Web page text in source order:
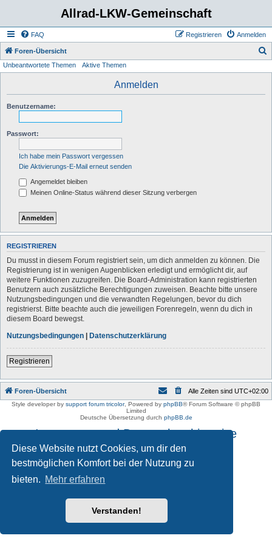
Diese Website nutzt Cookies, um dir den
bestmöglichen Komfort bei der Nutzung zu
bieten. Mehr erfahren
Verstanden!
Allrad-LKW-Gemeinschaft
FAQ Anmelden
Registrieren
Foren-Übersicht
Unbeantwortete Themen Aktive Themen
Anmelden
Benutzername:
Passwort:
Ich habe mein Passwort vergessen
Die Aktivierungs-E-Mail erneut senden
Angemeldet bleiben
Meinen Online-Status während dieser Sitzung verbergen
REGISTRIEREN
Du musst in diesem Forum registriert sein, um dich anmelden zu können. Die
Registrierung ist in wenigen Augenblicken erledigt und ermöglicht dir, auf
weitere Funktionen zuzugreifen. Die Board-Administration kann registrierten
Benutzern auch zusätzliche Berechtigungen zuweisen. Beachte bitte unsere
Nutzungsbedingungen und die verwandten Regelungen, bevor du dich
registrierst. Bitte beachte auch die jeweiligen Forenregeln, wenn du dich in
diesem Board bewegst.
Nutzungsbedingungen | Datenschutzerklärung
Registrieren
Foren-Übersicht Alle Zeiten sind UTC+02:00
Style developer by support forum tricolor, Powered by phpBB® Forum Software © phpBB
Limited
Deutsche Übersetzung durch phpBB.de
Impressum und Datenschutzhinweise